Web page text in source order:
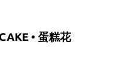
• 蛋糕花